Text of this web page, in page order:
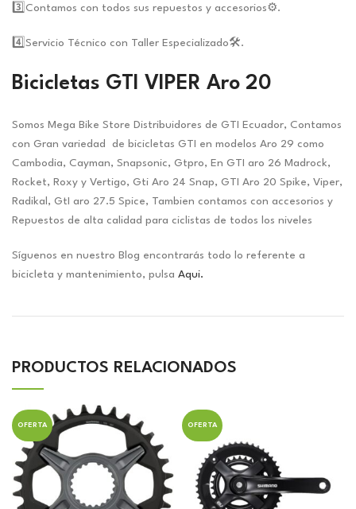
3️⃣Contamos con todos sus repuestos y accesorios⚙️.
4️⃣Servicio Técnico con Taller Especializado🛠️.
Bicicletas GTI VIPER Aro 20
Somos Mega Bike Store Distribuidores de GTI Ecuador, Contamos
con Gran variedad de bicicletas GTI en modelos Aro 29 como
Cambodia, Cayman, Snapsonic, Gtpro, En GTI aro 26 Madrock,
Rocket, Roxy y Vertigo, Gti Aro 24 Snap, GTI Aro 20 Spike, Viper,
Radikal, GtI aro 27.5 Spice, Tambien contamos con accesorios y
Repuestos de alta calidad para ciclistas de todos los niveles
Síguenos en nuestro Blog encontrarás todo lo referente a
bicicleta y mantenimiento, pulsa Aqui.
PRODUCTOS RELACIONADOS
OFERTA OFERTA